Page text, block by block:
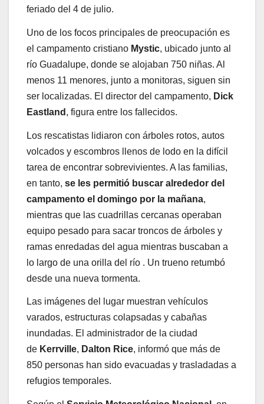
feriado del 4 de julio.
Uno de los focos principales de preocupación es
el campamento cristiano Mystic, ubicado junto al
río Guadalupe, donde se alojaban 750 niñas. Al
menos 11 menores, junto a monitoras, siguen sin
ser localizadas. El director del campamento, Dick
Eastland , figura entre los fallecidos.
Los rescatistas lidiaron con árboles rotos, autos
volcados y escombros llenos de lodo en la difícil
tarea de encontrar sobrevivientes. A las familias,
en tanto, se les permitió buscar alrededor del
campamento el domingo por la mañana,
mientras que las cuadrillas cercanas operaban
equipo pesado para sacar troncos de árboles y
ramas enredadas del agua mientras buscaban a
lo largo de una orilla del río . Un trueno retumbó
desde una nueva tormenta.
Las imágenes del lugar muestran vehículos
varados, estructuras colapsadas y cabañas
inundadas. El administrador de la ciudad
de Kerrville, Dalton Rice, informó que más de
850 personas han sido evacuadas y trasladadas a
refugios temporales.